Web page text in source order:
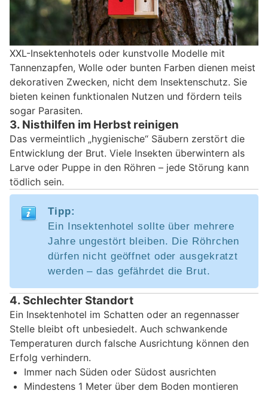
XXL-Insektenhotels oder kunstvolle Modelle mit
Tannenzapfen, Wolle oder bunten Farben dienen meist
dekorativen Zwecken, nicht dem Insektenschutz. Sie
bieten keinen funktionalen Nutzen und fördern teils
sogar Parasiten.
3. Nisthilfen im Herbst reinigen
Das vermeintlich „hygienische“ Säubern zerstört die
Entwicklung der Brut. Viele Insekten überwintern als
Larve oder Puppe in den Röhren – jede Störung kann
tödlich sein.
Tipp:
Ein Insektenhotel sollte über mehrere
Jahre ungestört bleiben. Die Röhrchen
dürfen nicht geöffnet oder ausgekratzt
werden – das gefährdet die Brut.
4. Schlechter Standort
Ein Insektenhotel im Schatten oder an regennasser
Stelle bleibt oft unbesiedelt. Auch schwankende
Temperaturen durch falsche Ausrichtung können den
Erfolg verhindern.
Immer nach Süden oder Südost ausrichten
Mindestens 1 Meter über dem Boden montieren